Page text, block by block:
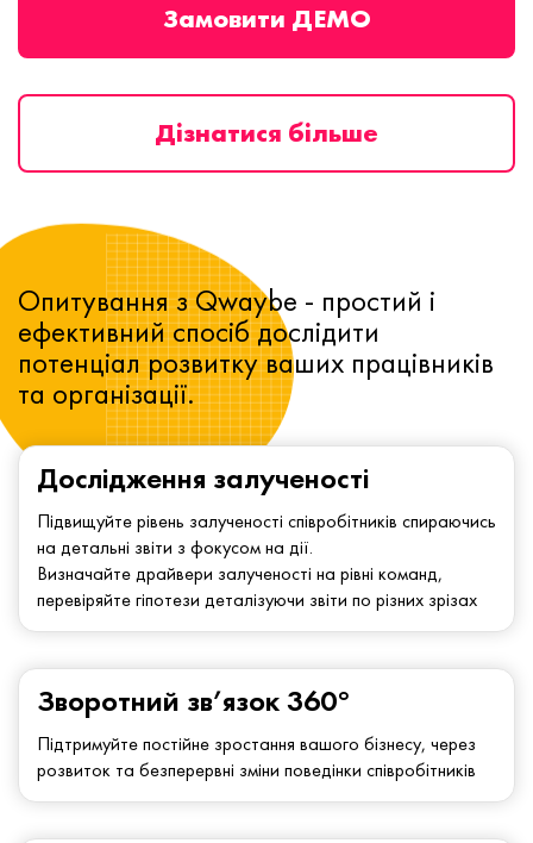
Замовити ДЕМО
Дізнатися більше
Дослідження залученості
Підвищуйте рівень залученості співробітників спираючись
на детальні звіти з фокусом на дії.
Визначайте драйвери залученості на рівні команд,
перевіряйте гіпотези деталізуючи звіти по різних зрізах
Зворотний зв’язок 360°
Підтримуйте постійне зростання вашого бізнесу, через
розвиток та безперервні зміни поведінки співробітників
Опитування з Qwaybe - простий і
ефективний спосіб дослідити
потенціал розвитку ваших працівників
та організації.